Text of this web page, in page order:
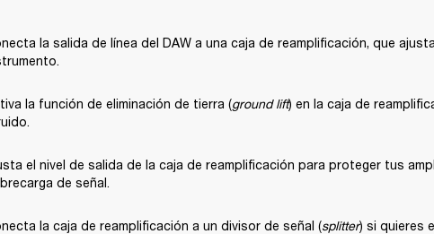
la salida de línea del DAW a una caja de reamplificación, que
la función de eliminación de tierra (ground lift) en la caja de
el nivel de salida de la caja de reamplificación para proteger tus
de señal.
la caja de reamplificación a un divisor de señal (splitter) si quieres